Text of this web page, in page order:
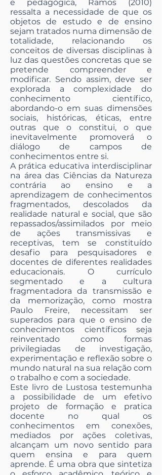
e pedagógica, Ramos (2010)
ressalta a necessidade de que os
objetos de estudo e de ensino
sejam tratados numa dimensão de
totalidade, relacionando os
conceitos de diversas disciplinas à
luz das questões concretas que se
pretende compreender e
modificar. Sendo assim, deve ser
explorada a complexidade do
conhecimento científico,
abordando-o em suas dimensões
sociais, históricas, éticas, entre
outras que o constitui, o que
inevitavelmente promoverá o
diálogo de campos de
conhecimentos entre si.
A prática educativa interdisciplinar
na área das Ciências da Natureza
contrária ao ensino e a
aprendizagem de conhecimentos
fragmentados, descolados da
realidade natural e social, que são
repassados/assimilados por meio
de ações transmissivas e
receptivas, tem se constituído
desafio para pesquisadores e
docentes de diferentes realidades
educacionais. O currículo
segmentado e a cultura
fragmentadora da transmissão e
da memorização, como mostra
Paulo Freire, necessitam ser
superados para que o ensino de
conhecimentos científicos seja
reinventado como formas
privilegiadas de investigação,
experimentação e reflexão sobre o
mundo natural na sua relação com
o trabalho e com a sociedade.
Este livro de Lustosa testemunha
a possibilidade de um efetivo
projeto de formação e pratica
docente no qual os
conhecimentos em conexões,
mediados por ações coletivas,
alcançam um novo sentido para
quem ensina e para quem
aprende. É uma obra que sintetiza